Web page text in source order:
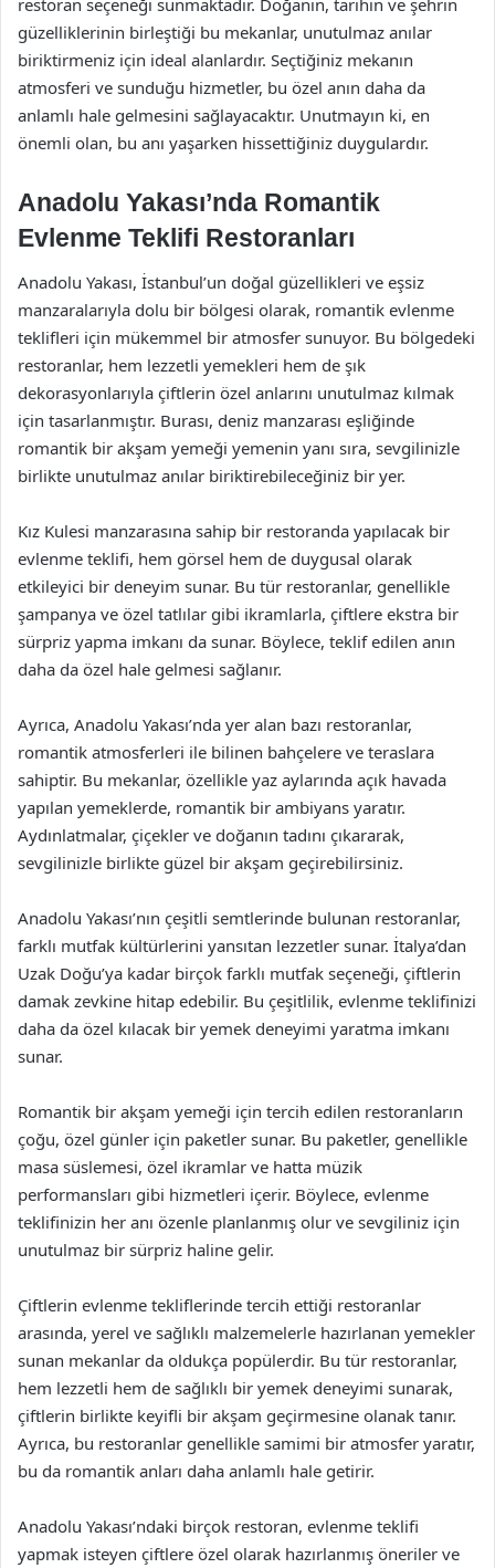
restoran seçeneği sunmaktadır. Doğanın, tarihin ve şehrin
güzelliklerinin birleştiği bu mekanlar, unutulmaz anılar
biriktirmeniz için ideal alanlardır. Seçtiğiniz mekanın
atmosferi ve sunduğu hizmetler, bu özel anın daha da
anlamlı hale gelmesini sağlayacaktır. Unutmayın ki, en
önemli olan, bu anı yaşarken hissettiğiniz duygulardır.
Anadolu Yakası’nda Romantik
Evlenme Teklifi Restoranları
Anadolu Yakası, İstanbul’un doğal güzellikleri ve eşsiz
manzaralarıyla dolu bir bölgesi olarak, romantik evlenme
teklifleri için mükemmel bir atmosfer sunuyor. Bu bölgedeki
restoranlar, hem lezzetli yemekleri hem de şık
dekorasyonlarıyla çiftlerin özel anlarını unutulmaz kılmak
için tasarlanmıştır. Burası, deniz manzarası eşliğinde
romantik bir akşam yemeği yemenin yanı sıra, sevgilinizle
birlikte unutulmaz anılar biriktirebileceğiniz bir yer.
Kız Kulesi manzarasına sahip bir restoranda yapılacak bir
evlenme teklifi, hem görsel hem de duygusal olarak
etkileyici bir deneyim sunar. Bu tür restoranlar, genellikle
şampanya ve özel tatlılar gibi ikramlarla, çiftlere ekstra bir
sürpriz yapma imkanı da sunar. Böylece, teklif edilen anın
daha da özel hale gelmesi sağlanır.
Ayrıca, Anadolu Yakası’nda yer alan bazı restoranlar,
romantik atmosferleri ile bilinen bahçelere ve teraslara
sahiptir. Bu mekanlar, özellikle yaz aylarında açık havada
yapılan yemeklerde, romantik bir ambiyans yaratır.
Aydınlatmalar, çiçekler ve doğanın tadını çıkararak,
sevgilinizle birlikte güzel bir akşam geçirebilirsiniz.
Anadolu Yakası’nın çeşitli semtlerinde bulunan restoranlar,
farklı mutfak kültürlerini yansıtan lezzetler sunar. İtalya’dan
Uzak Doğu’ya kadar birçok farklı mutfak seçeneği, çiftlerin
damak zevkine hitap edebilir. Bu çeşitlilik, evlenme teklifinizi
daha da özel kılacak bir yemek deneyimi yaratma imkanı
sunar.
Romantik bir akşam yemeği için tercih edilen restoranların
çoğu, özel günler için paketler sunar. Bu paketler, genellikle
masa süslemesi, özel ikramlar ve hatta müzik
performansları gibi hizmetleri içerir. Böylece, evlenme
teklifinizin her anı özenle planlanmış olur ve sevgiliniz için
unutulmaz bir sürpriz haline gelir.
Çiftlerin evlenme tekliflerinde tercih ettiği restoranlar
arasında, yerel ve sağlıklı malzemelerle hazırlanan yemekler
sunan mekanlar da oldukça popülerdir. Bu tür restoranlar,
hem lezzetli hem de sağlıklı bir yemek deneyimi sunarak,
çiftlerin birlikte keyifli bir akşam geçirmesine olanak tanır.
Ayrıca, bu restoranlar genellikle samimi bir atmosfer yaratır,
bu da romantik anları daha anlamlı hale getirir.
Anadolu Yakası’ndaki birçok restoran, evlenme teklifi
yapmak isteyen çiftlere özel olarak hazırlanmış öneriler ve